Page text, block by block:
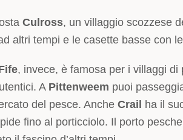
Culross, un villaggio scozzese
altri tempi e le casette basse con
, invece, è famosa per i villaggi
A Pittenweem puoi
del pesce. Anche Crail ha il
fino al porticciolo. Il porto